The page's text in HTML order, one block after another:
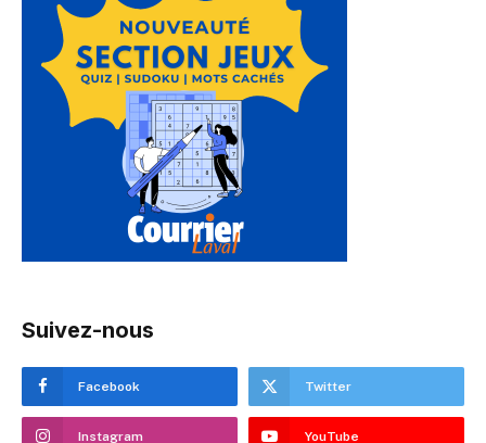
Suivez-nous
Facebook Twitter
Instagram YouTube